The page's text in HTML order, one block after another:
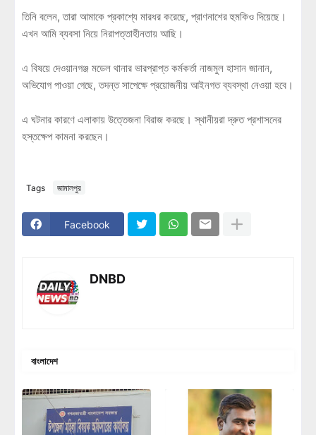
তিনি বলেন, তারা আমাকে প্রকাশ্যে মারধর করেছে, প্রাণনাশের হুমকিও দিয়েছে।
এখন আমি ব্যবসা নিয়ে নিরাপত্তাহীনতায় আছি।
এ বিষয়ে দেওয়ানগঞ্জ মডেল থানার ভারপ্রাপ্ত কর্মকর্তা নাজমুল হাসান জানান,
অভিযোগ পাওয়া গেছে, তদন্ত সাপেক্ষে প্রয়োজনীয় আইনগত ব্যবস্থা নেওয়া হবে।
এ ঘটনার কারণে এলাকায় উত্তেজনা বিরাজ করছে। স্থানীয়রা দ্রুত প্রশাসনের
হস্তক্ষেপ কামনা করছেন।
Tags জামালপুর
Facebook
DNBD
বাংলাদেশ